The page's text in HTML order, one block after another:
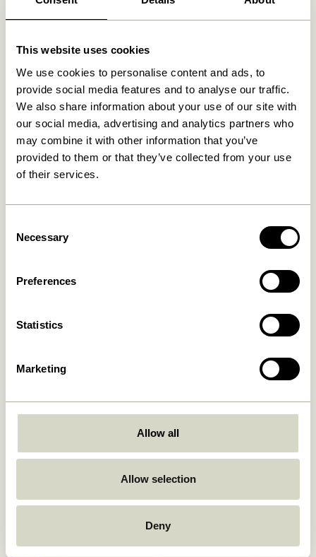
This website uses cookies
We use cookies to personalise content and ads, to
provide social media features and to analyse our traffic.
We also share information about your use of our site with
our social media, advertising and analytics partners who
may combine it with other information that you’ve
provided to them or that they’ve collected from your use
of their services.
Selection
Necessary
Preferences
Statistics
Marketing
Allow all
Allow selection
Deny
Relaterede varer
Blend Pude Mørkeblå
Ori Pude Olivengrøn/Beige
Mørkegrå
249,00kr.